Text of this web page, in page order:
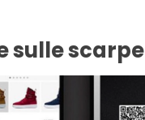
sulle scarpe